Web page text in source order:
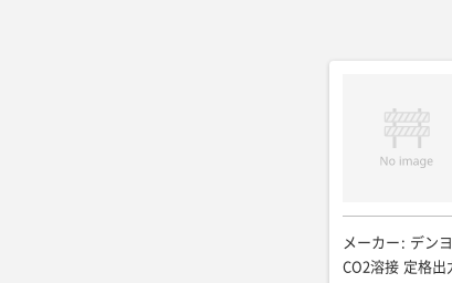
メーカー : デン
CO2溶接 定格出